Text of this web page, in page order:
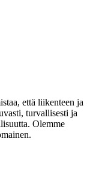
että liikenteen ja
turvallisesti ja
Olemme